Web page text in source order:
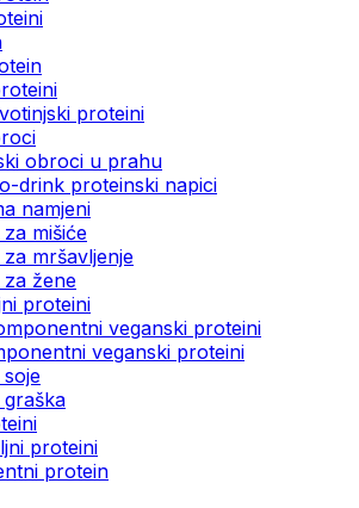
proteini
obroci u prahu
drink proteinski napici
namjeni
mišiće
mršavljenje
žene
proteini
veganski proteini
veganski proteini
proteini
protein